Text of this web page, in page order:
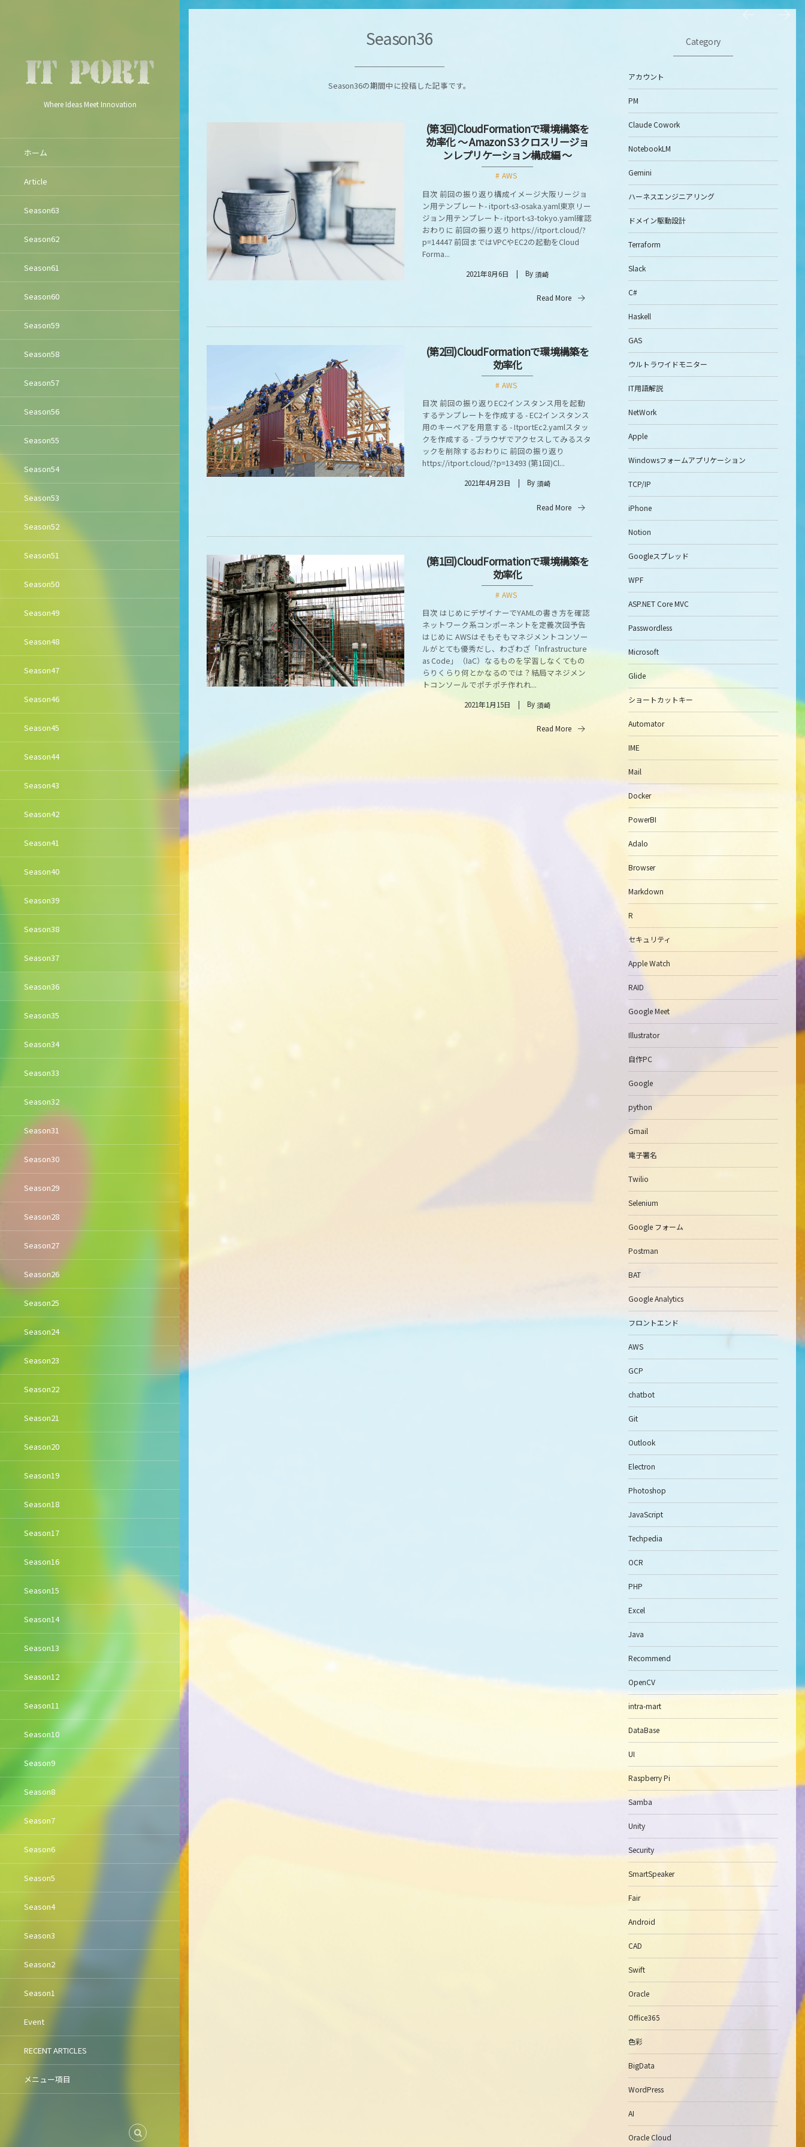
Where Ideas Meet Innovation
ホーム
Article
Season63
Season62
Season61
Season60
Season59
Season58
Season57
Season56
Season55
Season54
Season53
Season52
Season51
Season50
Season49
Season48
Season47
Season46
Season45
Season44
Season43
Season42
Season41
Season40
Season39
Season38
Season37
Season36
Season35
Season34
Season33
Season32
Season31
Season30
Season29
Season28
Season27
Season26
Season25
Season24
Season23
Season22
Season21
Season20
Season19
Season18
Season17
Season16
Season15
Season14
Season13
Season12
Season11
Season10
Season9
Season8
Season7
Season6
Season5
Season4
Season3
Season2
Season1
Event
RECENT ARTICLES
メニュー項目
Season36
Season36の期間中に投稿した記事です。
(第3回)CloudFormationで環境構築を
効率化 ～ Amazon S3 クロスリージョ
ンレプリケーション構成編 ～
AWS
目次 前回の振り返り構成イメージ大阪リージョ
ン用テンプレート- itport-s3-osaka.yaml東京リー
ジョン用テンプレート- itport-s3-tokyo.yaml確認
おわりに 前回の振り返り https://itport.cloud/?
p=14447 前回まではVPCやEC2の起動をCloud
Forma...
2021年8月6日 By須崎
Read More
(第2回)CloudFormationで環境構築を
効率化
AWS
目次 前回の振り返りEC2インスタンス用を起動
するテンプレートを作成する - EC2インスタンス
用のキーペアを用意する - ItportEc2.yamlスタッ
クを作成する - ブラウザでアクセスしてみるスタ
ックを削除するおわりに 前回の振り返り
https://itport.cloud/?p=13493 (第1回)Cl...
2021年4月23日 By須崎
Read More
(第1回)CloudFormationで環境構築を
効率化
AWS
目次 はじめにデザイナーでYAMLの書き方を確認
ネットワーク系コンポーネントを定義次回予告
はじめに AWSはそもそもマネジメントコンソー
ルがとても優秀だし、わざわざ「Infrastructure
as Code」（IaC）なるものを学習しなくてもの
らりくらり何とかなるのでは？結局マネジメン
トコンソールでポチポチ作れれ...
2021年1月15日 By須崎
Read More
Category
アカウント
PM
Claude Cowork
NotebookLM
Gemini
ハーネスエンジニアリング
ドメイン駆動設計
Terraform
Slack
C#
Haskell
GAS
ウルトラワイドモニター
IT用語解説
NetWork
Apple
Windowsフォームアプリケーション
TCP/IP
iPhone
Notion
Googleスプレッド
WPF
ASP.NET Core MVC
Passwordless
Microsoft
Glide
ショートカットキー
Automator
IME
Mail
Docker
PowerBI
Adalo
Browser
Markdown
R
セキュリティ
Apple Watch
RAID
Google Meet
Illustrator
自作PC
Google
python
Gmail
電子署名
Twilio
Selenium
Google フォーム
Postman
BAT
Google Analytics
フロントエンド
AWS
GCP
chatbot
Git
Outlook
Electron
Photoshop
JavaScript
Techpedia
OCR
PHP
Excel
Java
Recommend
OpenCV
intra-mart
DataBase
UI
Raspberry Pi
Samba
Unity
Security
SmartSpeaker
Fair
Android
CAD
Swift
Oracle
Office365
色彩
BigData
WordPress
AI
Oracle Cloud